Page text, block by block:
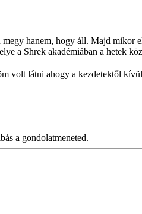
hanem, hogy áll. Majd mikor
a Shrek akadémiában a hetek
volt látni ahogy a kezdetektől
a gondolatmeneted.